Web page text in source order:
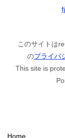
このサイトは
のプライバ
This site is
Home